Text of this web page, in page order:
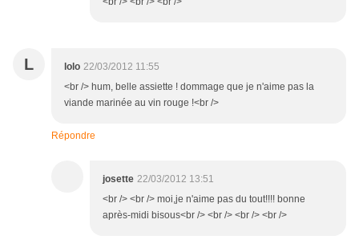
L lolo 22/03/2012 11:55
<br /> hum, belle assiette ! dommage que je n'aime pas la
viande marinée au vin rouge !<br />
Répondre
josette 22/03/2012 13:51
<br /> <br /> moi,je n'aime pas du tout!!!! bonne
après-midi bisous<br /> <br /> <br /> <br />